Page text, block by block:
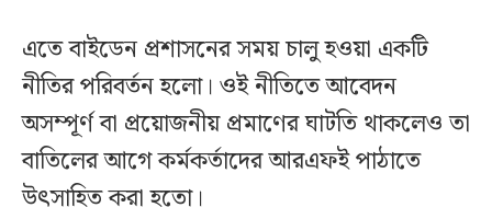
এতে বাইডেন প্রশাসনের সময় চালু হওয়া একটি
নীতির পরিবর্তন হলো। ওই নীতিতে আবেদন
অসম্পূর্ণ বা প্রয়োজনীয় প্রমাণের ঘাটতি থাকলেও তা
বাতিলের আগে কর্মকর্তাদের আরএফই পাঠাতে
উৎসাহিত করা হতো।